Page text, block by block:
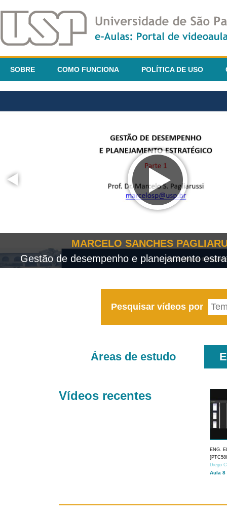
SOBRE COMO FUNCIONA POLÍTICA DE USO
MARCELO SANCHES
Gestão de desempenho e planejamento
Pesquisar vídeos por
Áreas de estudo
Vídeos recentes
ENG.
Diego
Aula 8